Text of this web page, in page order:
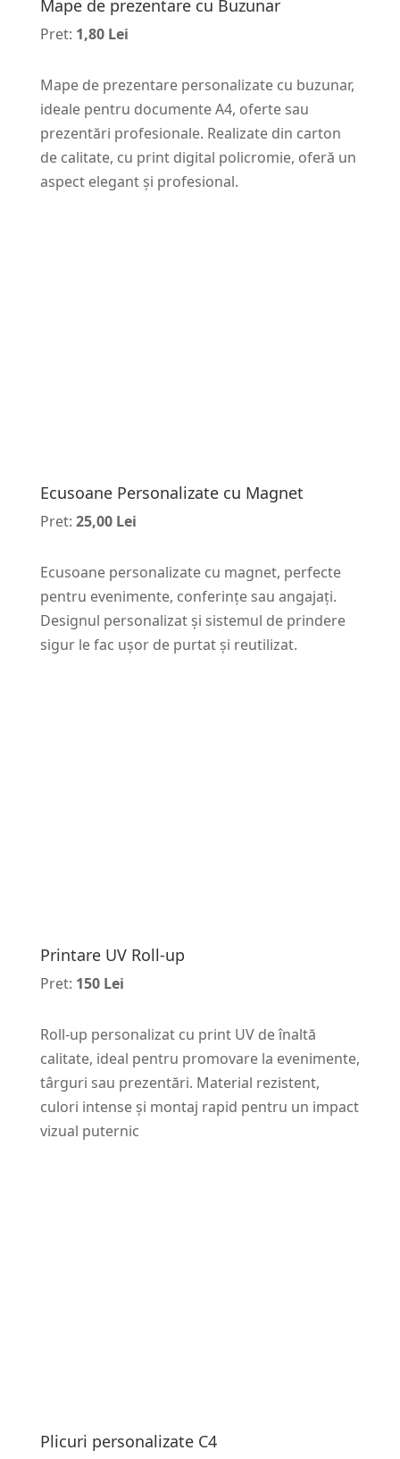
Mape de prezentare cu Buzunar
Pret: 1,80 Lei
Mape de prezentare personalizate cu buzunar,
ideale pentru documente A4, oferte sau
prezentări profesionale. Realizate din carton
de calitate, cu print digital policromie, oferă un
aspect elegant și profesional.
Ecusoane Personalizate cu Magnet
Pret: 25,00 Lei
Ecusoane personalizate cu magnet, perfecte
pentru evenimente, conferințe sau angajați.
Designul personalizat și sistemul de prindere
sigur le fac ușor de purtat și reutilizat.
Printare UV Roll-up
Pret: 150 Lei
Roll-up personalizat cu print UV de înaltă
calitate, ideal pentru promovare la evenimente,
târguri sau prezentări. Material rezistent,
culori intense și montaj rapid pentru un impact
vizual puternic
Plicuri personalizate C4